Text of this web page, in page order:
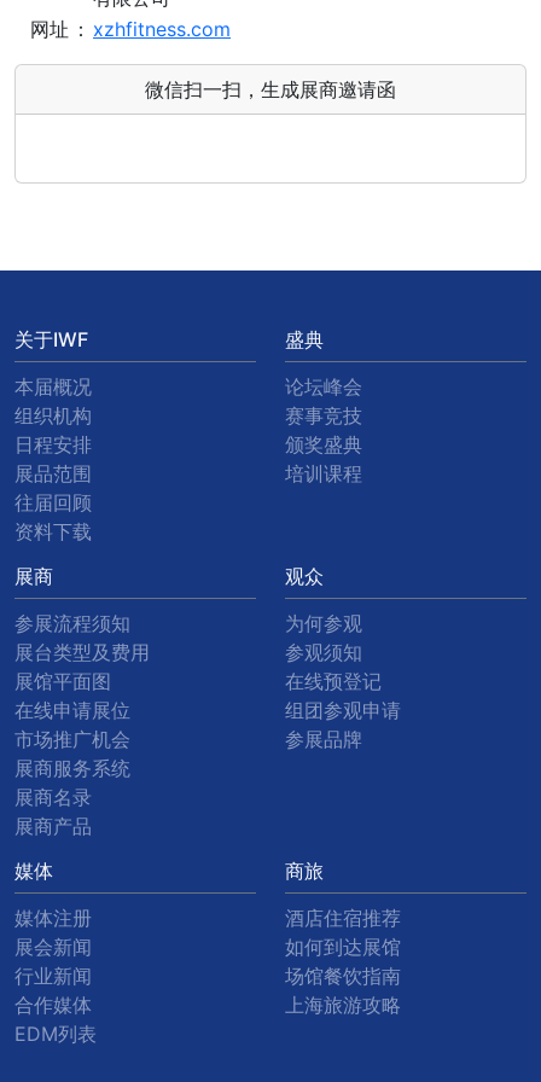
网址 ： xzhfitness.com
微信扫一扫，生成展商邀请函
关于IWF
本届概况
组织机构
日程安排
展品范围
往届回顾
资料下载
盛典
论坛峰会
赛事竞技
颁奖盛典
培训课程
展商
参展流程须知
展台类型及费用
展馆平面图
在线申请展位
市场推广机会
展商服务系统
展商名录
展商产品
观众
为何参观
参观须知
在线预登记
组团参观申请
参展品牌
媒体
媒体注册
展会新闻
行业新闻
合作媒体
EDM列表
商旅
酒店住宿推荐
如何到达展馆
场馆餐饮指南
上海旅游攻略